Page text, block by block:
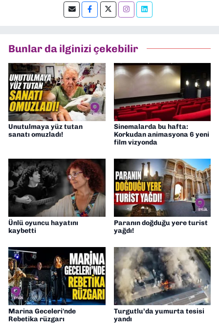
editörlük yapıyorum.
Bunlar da ilginizi çekebilir
Unutulmaya yüz tutan
sanatı omuzladı!
Sinemalarda bu hafta:
Korkudan animasyona 6 yeni
film vizyonda
Ünlü oyuncu hayatını
kaybetti
Paranın doğduğu yere turist
yağdı!
Marina Geceleri'nde
Rebetika rüzgarı
Turgutlu’da yumurta tesisi
yandı